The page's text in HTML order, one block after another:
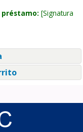
Signatura